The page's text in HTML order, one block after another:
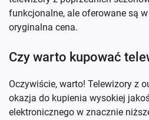
funkcjonalne, ale oferowane są
oryginalna cena.
Czy warto kupować
Oczywiście, warto! Telewizory z
okazja do kupienia wysokiej
elektronicznego w znacznie